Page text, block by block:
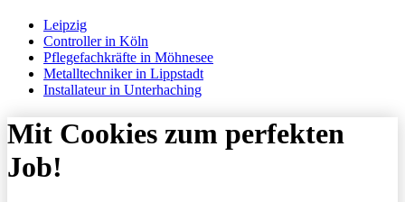
Leipzig
Controller in Köln
Pflegefachkräfte in Möhnesee
Metalltechniker in Lippstadt
Installateur in Unterhaching
Mit Cookies zum perfekten
Job!